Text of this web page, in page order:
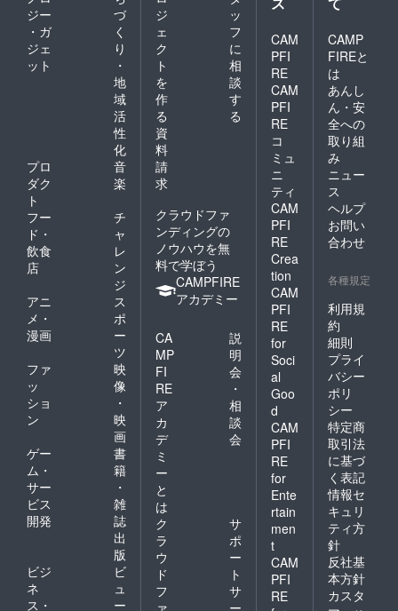
ジー
・ガ
ジェ
ット
づ
く
り
・
地
域
活
性
化
プロ
ダク
ト
音
楽
フー
ド・
飲食
店
チ
ャ
レ
ン
ジ
アニ
メ・
漫画
ス
ポ
ー
ツ
ファ
ッ
ショ
ン
映
像
・
映
画
ゲー
ム・
サー
ビス
開発
書
籍
・
雑
誌
出
版
ビジ
ネ
ス・
ビ
ュ
ー
ジ
ェ
ク
ト
を
作
る
ッ
フ
に
相
談
す
る
資
料
請
求
クラウドファ
ンディングの
ノウハウを無
料で学ぼう
CAMPFIRE
アカデミー
CA
MP
FI
RE
ア
カ
デ
ミ
ー
と
は
説
明
会
・
相
談
会
ク
ラ
ウ
ド
フ
ァ
サ
ポ
ー
ト
サ
ー
CAM
PFI
RE
CAM
PFI
RE
コ
ミュ
ニ
ティ
CAM
PFI
RE
Crea
tion
CAM
PFI
RE
for
Soci
al
Goo
d
CAM
PFI
RE
for
Ente
rtain
men
t
CAM
PFI
RE
CAMP
FIREと
は
あんし
ん・安
全への
取り組
み
ニュー
ス
ヘルプ
お問い
合わせ
各種規定
利用規
約
細則
プライ
バシー
ポリ
シー
特定商
取引法
に基づ
く表記
情報セ
キュリ
ティ方
針
反社基
本方針
カスタ